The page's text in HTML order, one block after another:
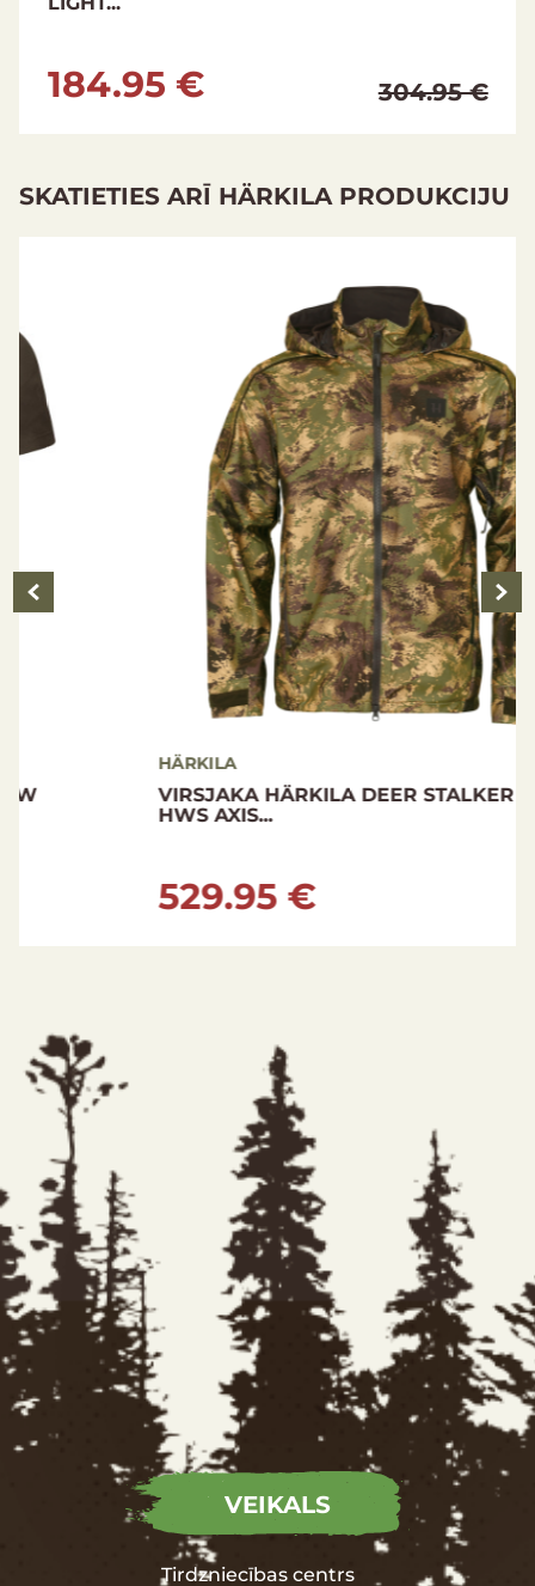
184.95 € 304.95 €
SKATIETIES ARĪ HÄRKILA PRODUKCIJU
VIRSJAKA HÄRKILA DEER STALKER CAMO
HWS AXIS...
529.95 €
VEIKALS
Tirdzniecības centrs